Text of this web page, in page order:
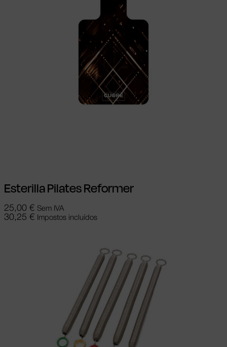
Esterilla Pilates Reformer
25,00 € Sem IVA
30,25 € Impostos incluídos